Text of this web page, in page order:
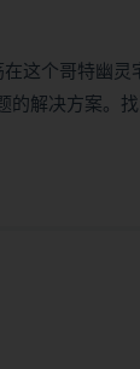
这个哥特幽灵
的解决方案。